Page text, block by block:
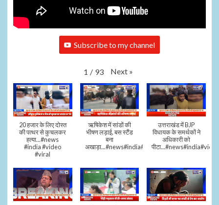
Subscribe to my channel
1 / 93 Next »
20 हजार के लिए दोस्त
की पत्थर से कुचलकर
हत्या...#news
#india #video
#viral
ऋषिकेश में सांडों की
भीषण लड़ाई, बस स्टैंड
बना
अखाड़ा...#news#india#video#viral
उत्तराखंड में BJP
विधायक के समर्थकों ने
अधिकारी को